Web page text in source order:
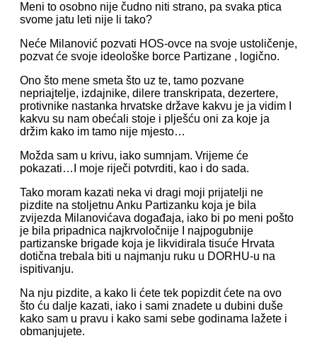
Meni to osobno nije čudno niti strano, pa svaka ptica
svome jatu leti nije li tako?
Neće Milanović pozvati HOS-ovce na svoje ustoličenje,
pozvat će svoje ideološke borce Partizane , logično.
Ono što mene smeta što uz te, tamo pozvane
nepriajtelje, izdajnike, dilere transkripata, dezertere,
protivnike nastanka hrvatske države kakvu je ja vidim I
kakvu su nam obećali stoje i plješću oni za koje ja
držim kako im tamo nije mjesto…
Možda sam u krivu, iako sumnjam. Vrijeme će
pokazati…I moje riječi potvrditi, kao i do sada.
Tako moram kazati neka vi dragi moji prijatelji ne
pizdite na stoljetnu Anku Partizanku koja je bila
zvijezda Milanovićava događaja, iako bi po meni pošto
je bila pripadnica najkrvoločnije I najpogubnije
partizanske brigade koja je likvidirala tisuće Hrvata
dotična trebala biti u najmanju ruku u DORHU-u na
ispitivanju.
Na nju pizdite, a kako li ćete tek popizdit ćete na ovo
što ću dalje kazati, iako i sami znadete u dubini duše
kako sam u pravu i kako sami sebe godinama lažete i
obmanjujete.